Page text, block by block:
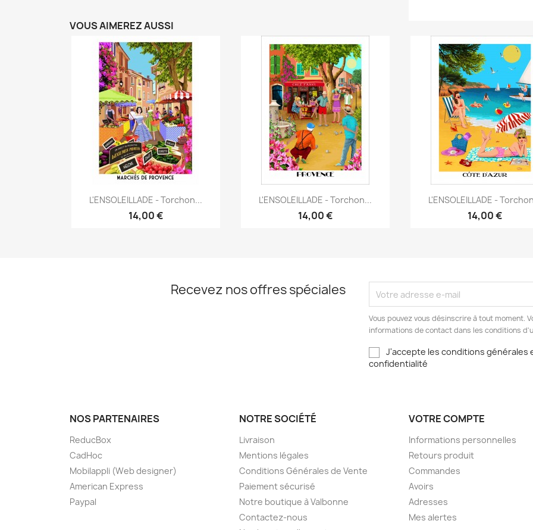
VOUS AIMEREZ AUSSI
 Aperçu rapide
L'ENSOLEILLADE - Torchon...
14,00 €
 Aperçu rapide
L'ENSOLEILLADE - Torchon...
14,00 €
 Aperçu rapide
L'ENSOLEILLADE -
14,00 €
Recevez nos offres spéciales
Vous pouvez vous désinscrire à tout moment.
informations de contact dans les conditions
J'accepte les conditions générales
confidentialité
NOS PARTENAIRES
ReducBox
CadHoc
Mobilappli (Web designer)
American Express
Paypal
NOTRE SOCIÉTÉ
Livraison
Mentions légales
Conditions Générales de Vente
Paiement sécurisé
Notre boutique à Valbonne
Contactez-nous
VOTRE COMPTE
Informations personnelles
Retours produit
Commandes
Avoirs
Adresses
Mes alertes